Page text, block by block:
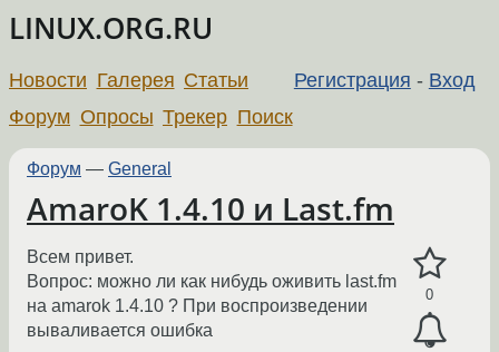
LINUX.ORG.RU
Регистрация - Вход
Новости Галерея Статьи
Форум Опросы Трекер Поиск
Форум — General
AmaroK 1.4.10 и Last.fm
0
Всем привет.
Вопрос: можно ли как нибудь оживить last.fm
на amarok 1.4.10 ? При воспроизведении
вываливается ошибка